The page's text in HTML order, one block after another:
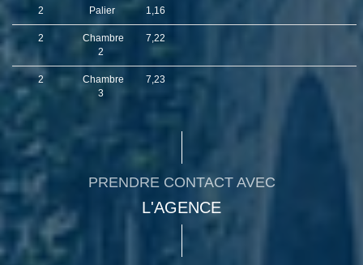
2 Palier 1,16
2
Chambre
2
7,22
2
Chambre
3
7,23
PRENDRE CONTACT AVEC
L'AGENCE